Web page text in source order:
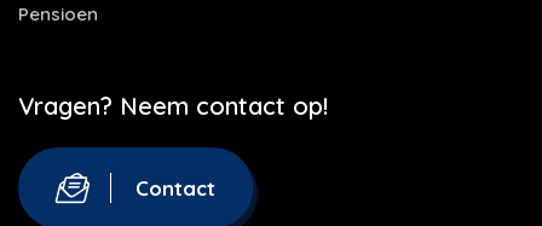
Pensioen
Vragen? Neem contact op!
Contact